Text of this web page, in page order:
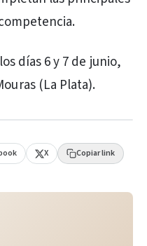
días 6 y 7 de junio,
(La Plata).
X Copiar link